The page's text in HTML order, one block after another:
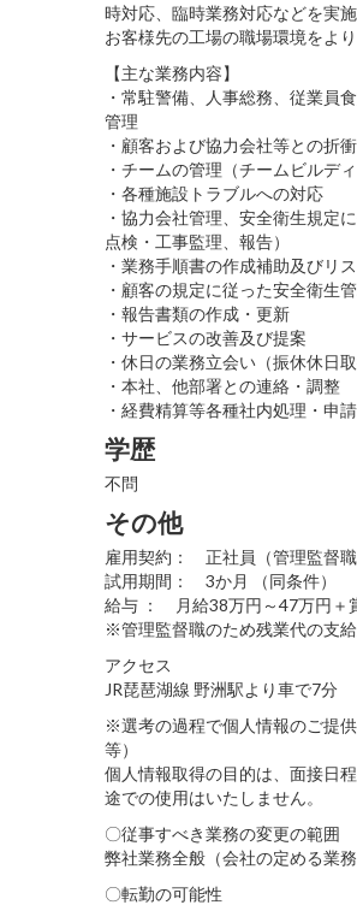
時対応、臨時業務対応などを実
お客様先の工場の職場環境をよ
【主な業務内容】
・常駐警備、人事総務、従業員
管理
・顧客および協力会社等との折衝
・チームの管理（チームビルデ
・各種施設トラブルへの対応
・協力会社管理、安全衛生規定
点検・工事監理、報告）
・業務手順書の作成補助及びリ
・顧客の規定に従った安全衛生
・報告書類の作成・更新
・サービスの改善及び提案
・休日の業務立会い（振休休日取
・本社、他部署との連絡・調整
・経費精算等各種社内処理・申
学歴
不問
その他
雇用契約： 正社員（管理監督職
試用期間： 3か月 （同条件）
給与 ： 月給38万円～47万円＋
※管理監督職のため残業代の支
アクセス
JR琵琶湖線 野洲駅より車で7分
※選考の過程で個人情報のご提
等）
個人情報取得の目的は、面接日
途での使用はいたしません。
〇従事すべき業務の変更の範囲
弊社業務全般（会社の定める業務
〇転勤の可能性